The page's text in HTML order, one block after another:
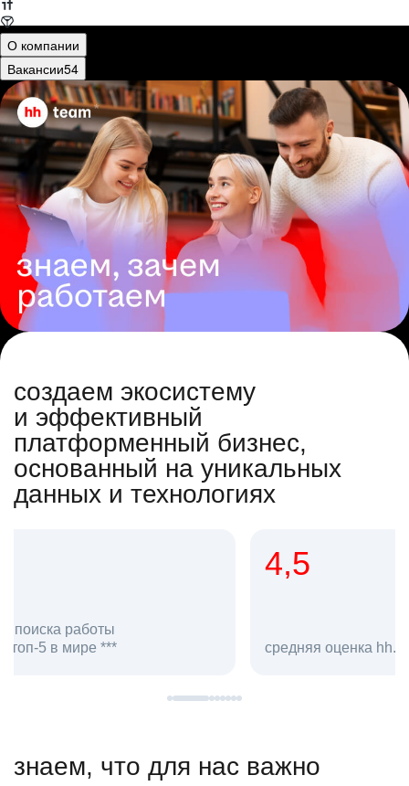
О компании
Вакансии54
создаем экосистему
и эффективный
платформенный бизнес,
основанный на уникальных
данных и технологиях
средняя оценка hh.ru как работодателя **
в hh.ru
знаем, что для нас важно